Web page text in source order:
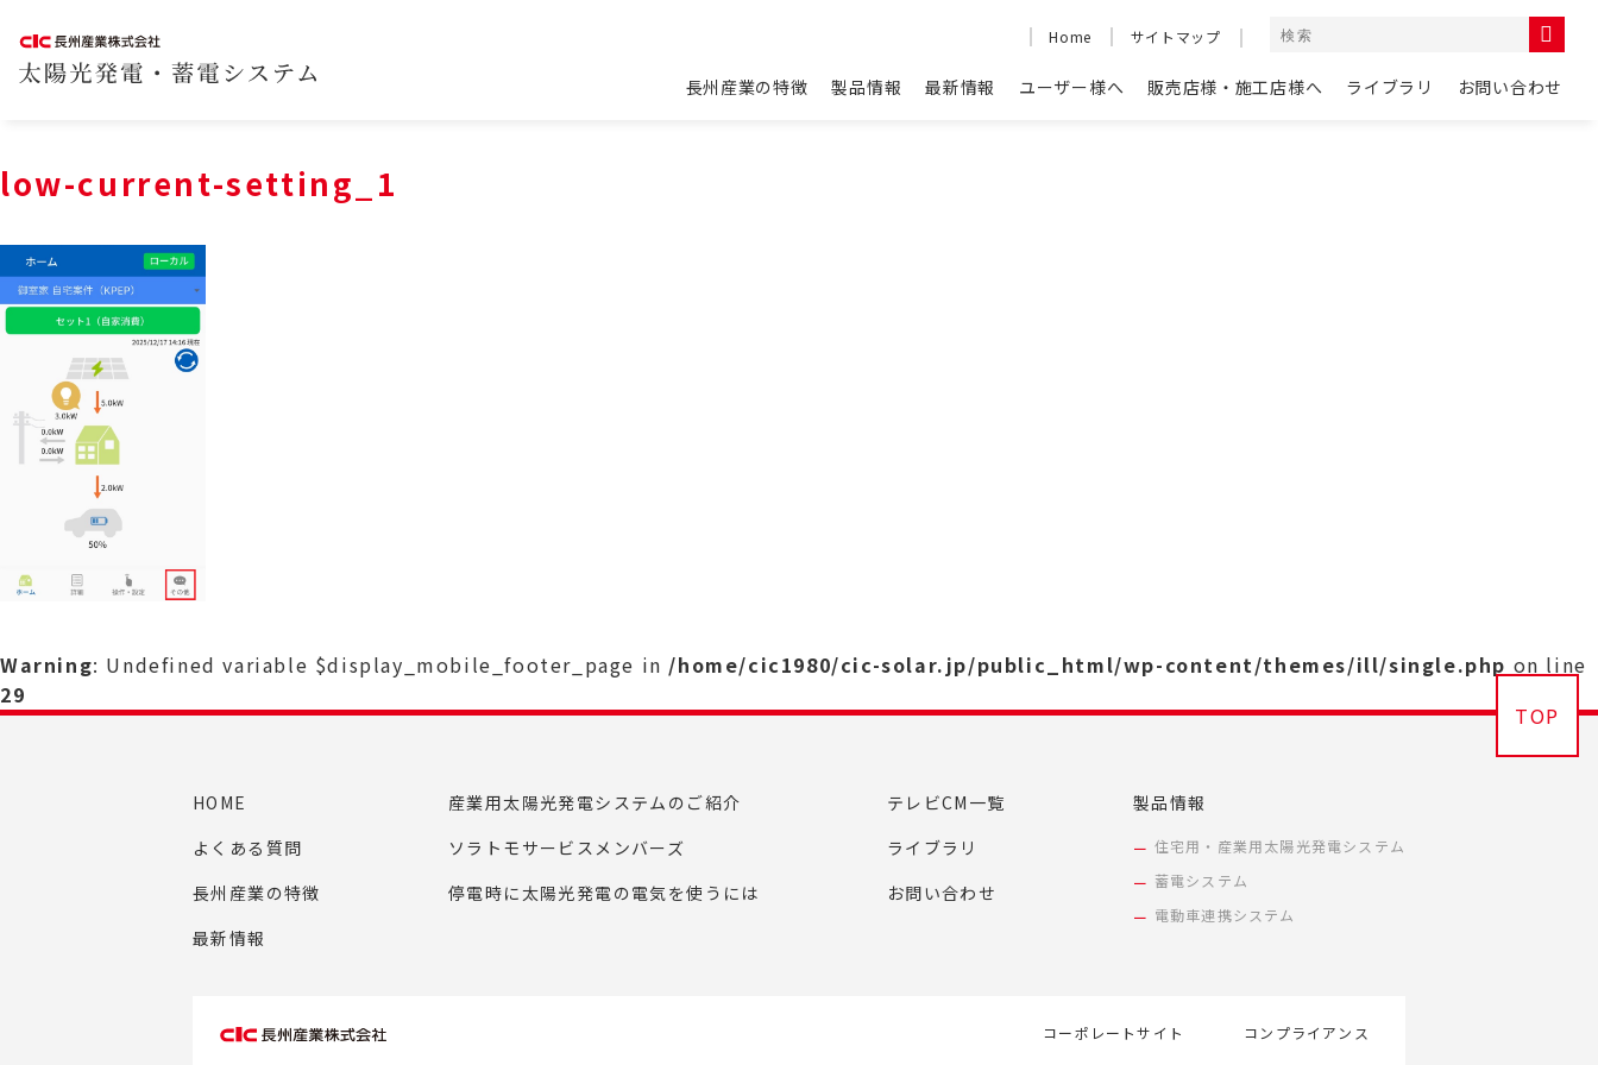
Home サイトマップ
長州産業の特徴 製品情報 最新情報 ユーザー様へ 販売店様・施工店様へ ライブラリ お問い合わせ
low-current-setting_1
Warning: Undefined variable $display_mobile_footer_page in /home/cic1980/cic-solar.jp/public_html/wp-content/themes/ill/single.php on line
29
TOP
HOME
よくある質問
長州産業の特徴
最新情報
産業用太陽光発電システムのご紹介
ソラトモサービスメンバーズ
停電時に太陽光発電の電気を使うには
テレビCM一覧
ライブラリ
お問い合わせ
製品情報
住宅用・産業用太陽光発電システム
蓄電システム
電動車連携システム
コーポレートサイト コンプライアンス